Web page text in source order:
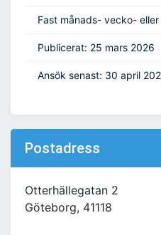
Fast månads- vecko-
Publicerat: 25 mars 2026
Ansök senast: 30 april
Postadress
Otterhällegatan 2
Göteborg, 41118